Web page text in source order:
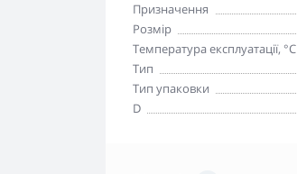
Призначення
Розмір
Температура експлуатації, °С
Тип
Тип упаковки
D